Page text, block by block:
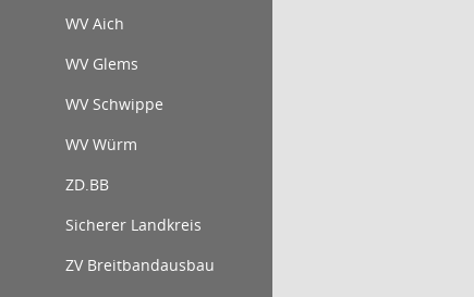
WV Aich
WV Glems
WV Schwippe
WV Würm
ZD.BB
Sicherer Landkreis
ZV Breitbandausbau